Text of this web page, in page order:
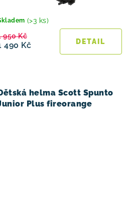
u
(>3 ks)
490 Kč
950 Kč
helma Scott Spunto
Plus fireorange